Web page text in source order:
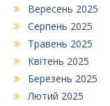
Вересень 2025
Серпень 2025
Травень 2025
Квітень 2025
Березень 2025
Лютий 2025